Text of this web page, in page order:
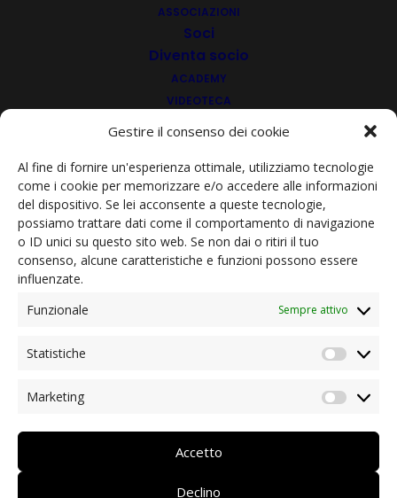
Gestire il consenso dei cookie
Al fine di fornire un'esperienza ottimale, utilizziamo tecnologie
come i cookie per memorizzare e/o accedere alle informazioni
del dispositivo. Se lei acconsente a queste tecnologie,
possiamo trattare dati come il comportamento di navigazione
o ID unici su questo sito web. Se non dai o ritiri il tuo
consenso, alcune caratteristiche e funzioni possono essere
influenzate.
Funzionale
Sempre attivo
Statistiche
Marketing
Accetto
Declino
ASSOCIAZIONI
Soci
Diventa socio
ACADEMY
VIDEOTECA
Coronavirus: aiuto dai soci
Iniziative dei nostri soci/partner
Rassegna stampa
Archivio news
CONTATTI
DEUTSCH
Archimede - Associazione Italiana Assistenza agli
Spastici A.I.A.S. Sezione di Laives
Centro Giovani Westcoast ODV
Fischereiverein Kurtatsch Margreid
Protect Our Winters Italy EO